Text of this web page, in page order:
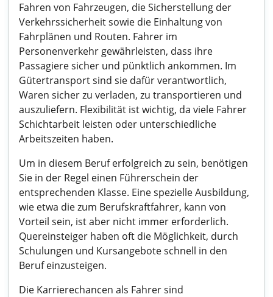
Fahren von Fahrzeugen, die Sicherstellung der
Verkehrssicherheit sowie die Einhaltung von
Fahrplänen und Routen. Fahrer im
Personenverkehr gewährleisten, dass ihre
Passagiere sicher und pünktlich ankommen. Im
Gütertransport sind sie dafür verantwortlich,
Waren sicher zu verladen, zu transportieren und
auszuliefern. Flexibilität ist wichtig, da viele Fahrer
Schichtarbeit leisten oder unterschiedliche
Arbeitszeiten haben.
Um in diesem Beruf erfolgreich zu sein, benötigen
Sie in der Regel einen Führerschein der
entsprechenden Klasse. Eine spezielle Ausbildung,
wie etwa die zum Berufskraftfahrer, kann von
Vorteil sein, ist aber nicht immer erforderlich.
Quereinsteiger haben oft die Möglichkeit, durch
Schulungen und Kursangebote schnell in den
Beruf einzusteigen.
Die Karrierechancen als Fahrer sind